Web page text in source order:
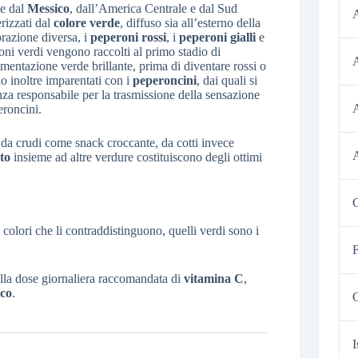
dal Messico, dall’America Centrale e dal Sud
dal colore verde, diffuso sia all’esterno della
diversa, i peperoni rossi, i peperoni gialli e
verdi vengono raccolti al primo stadio di
verde brillante, prima di diventare rossi o
inoltre imparentati con i peperoncini, dai quali si
responsabile per la trasmissione della sensazione
crudi come snack croccante, da cotti invece
insieme ad altre verdure costituiscono degli ottimi
colori che li contraddistinguono, quelli verdi sono i
dose giornaliera raccomandata di vitamina C,
.